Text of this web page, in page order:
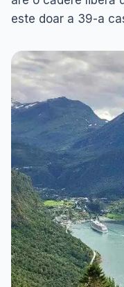
este doar a 39-a